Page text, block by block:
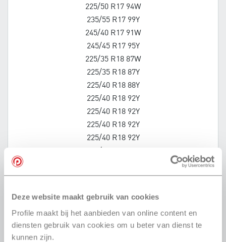
Deze website maakt gebruik van cookies
Profile maakt bij het aanbieden van online content en
diensten gebruik van cookies om u beter van dienst te
kunnen zijn.
225/50 R17 94W
235/55 R17 99Y
245/40 R17 91W
245/45 R17 95Y
225/35 R18 87W
225/35 R18 87Y
225/40 R18 88Y
225/40 R18 92Y
225/40 R18 92Y
225/40 R18 92Y
225/40 R18 92Y
225/45 R18 95Y
225/45 R18 95W
225/45 R18 91W
225/45 R18 95Y